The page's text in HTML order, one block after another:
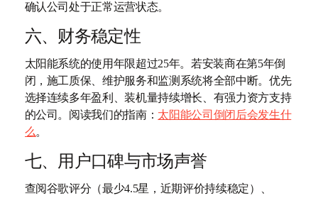
确认公司处于正常运营状态。
六、财务稳定性
太阳能系统的使用年限超过25年。若安装商在第5年倒
闭，施工质保、维护服务和监测系统将全部中断。优先
选择连续多年盈利、装机量持续增长、有强力资方支持
的公司。阅读我们的指南： 太阳能公司倒闭后会发生什
么。
七、用户口碑与市场声誉
查阅谷歌评分（最少4.5星，近期评价持续稳定）、